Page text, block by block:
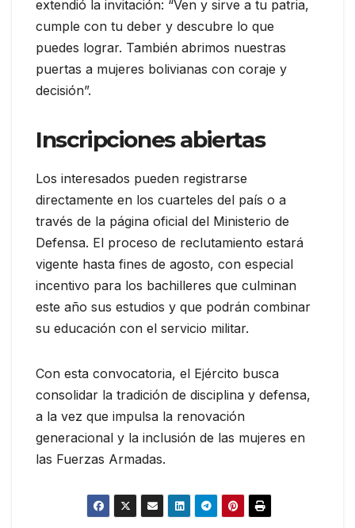
extendió la invitación: “Ven y sirve a tu patria,
cumple con tu deber y descubre lo que
puedes lograr. También abrimos nuestras
puertas a mujeres bolivianas con coraje y
decisión”.
Inscripciones abiertas
Los interesados pueden registrarse
directamente en los cuarteles del país o a
través de la página oficial del Ministerio de
Defensa. El proceso de reclutamiento estará
vigente hasta fines de agosto, con especial
incentivo para los bachilleres que culminan
este año sus estudios y que podrán combinar
su educación con el servicio militar.
Con esta convocatoria, el Ejército busca
consolidar la tradición de disciplina y defensa,
a la vez que impulsa la renovación
generacional y la inclusión de las mujeres en
las Fuerzas Armadas.